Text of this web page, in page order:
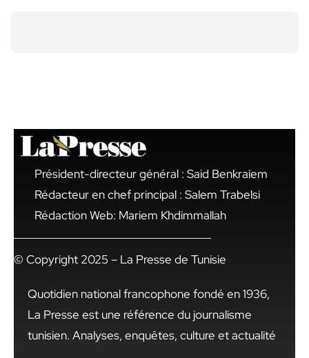
Président-directeur général : Said Benkraiem
Rédacteur en chef principal : Salem Trabelsi
Rédaction Web: Mariem Khdimmallah
© Copyright 2025 – La Presse de Tunisie
Quotidien national francophone fondé en 1936,
La Presse est une référence du journalisme
tunisien. Analyses, enquêtes, culture et actualité